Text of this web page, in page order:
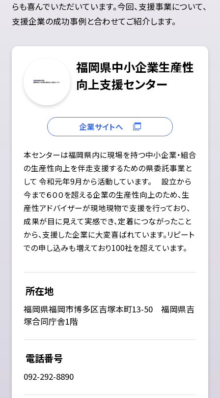
らも喜んでいただいています。今回、支援事業について、
支援企業の成功事例と合わせてご紹介します。
福岡県中小企業生産性
向上支援センター
企業サイトへ
本センターは福岡県内に現場を持つ中小企業・組合
の生産性向上を伴走支援するための県委託事業と
して 令和元年9月から活動しています。 設立から
今まで６００を超える企業の生産性向上のため、生
産性アドバイザーが現地現物で支援を行っており、
成果が目に見えて実感でき、定着につながったこと
から、支援した企業に大変喜ばれています。リピート
での申し込みも増えており100社を超えています。
所在地
福岡県福岡市博多区吉塚本町13-50 福岡県吉
塚合同庁舎1階
電話番号
092-292-8890